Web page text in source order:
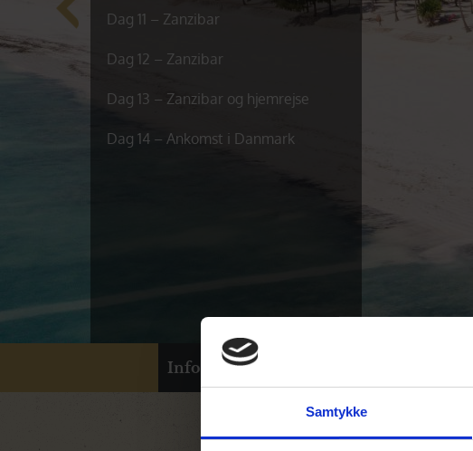
Samtykke
Dag 11 – Zanzibar
Dag 12 – Zanzibar
Dag 13 – Zanzibar og hjemrejse
Dag 14 – Ankomst i Danmark
Info